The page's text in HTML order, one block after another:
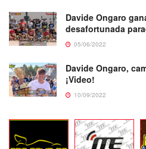
Davide Ongaro
desafortunada
05/06/2022
Davide Ongaro,
¡Video!
10/09/2022